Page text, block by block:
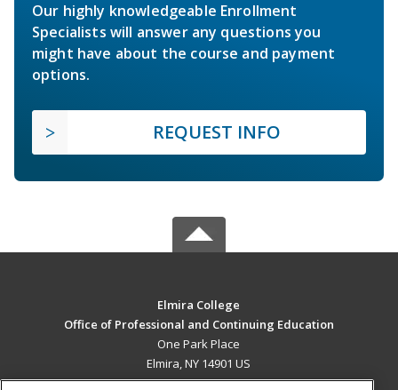
Our highly knowledgeable Enrollment
Specialists will answer any questions you
might have about the course and payment
options.
REQUEST INFO
Elmira College
Office of Professional and Continuing Education
One Park Place
Elmira, NY 14901 US